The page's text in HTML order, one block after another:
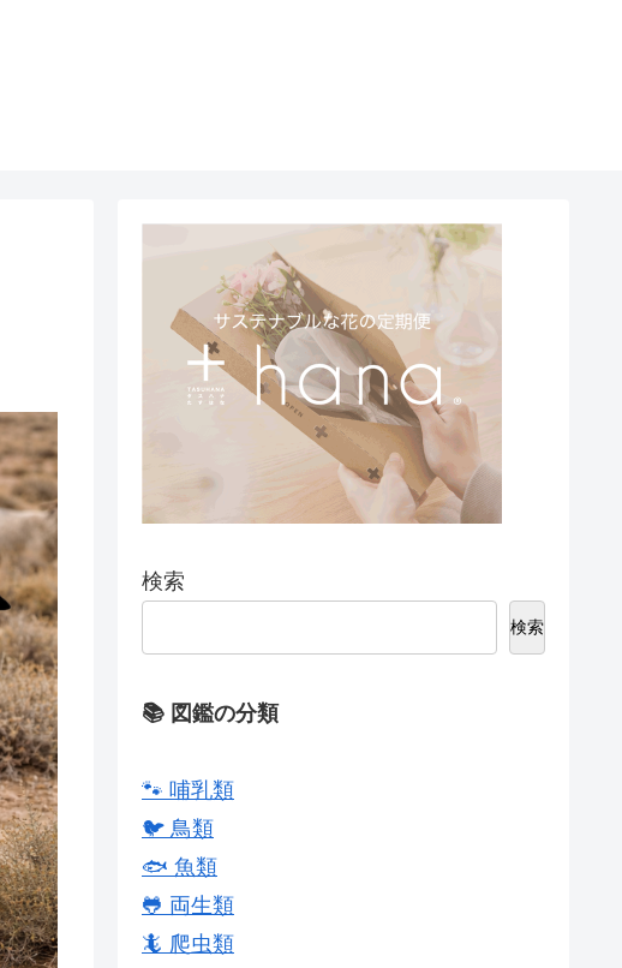
検索
検索
📚 図鑑の分類
🐾 哺乳類
🐦 鳥類
🐟 魚類
🐸 両生類
🦎 爬虫類